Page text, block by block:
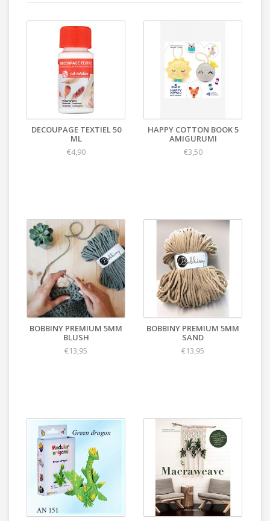
DECOUPAGE TEXTIEL 50
ML
€4,90
HAPPY COTTON BOOK 5
AMIGURUMI
€3,50
BOBBINY PREMIUM 5MM
BLUSH
€13,95
BOBBINY PREMIUM 5MM
SAND
€13,95